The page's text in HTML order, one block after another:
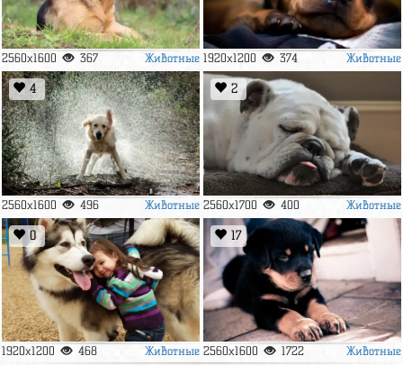
2560x1600 367 Животные 1920x1200 374 Животные
4
2560x1600 496 Животные
2
2560x1700 400 Животные
0
1920x1200 468 Животные
17
2560x1600 1722 Животные